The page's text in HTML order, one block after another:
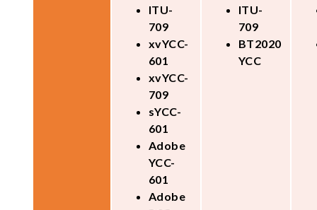
ITU-
709
xvYCC-
601
xvYCC-
709
sYCC-
601
Adobe
YCC-
601
Adobe
ITU-
709
BT2020
YCC